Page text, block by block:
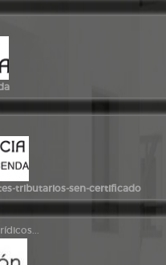
tributarios-sen-certificado